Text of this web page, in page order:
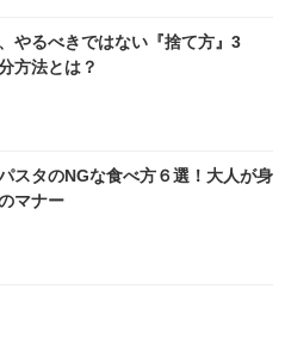
やるべきではない『捨て方』3
方法とは？
スタのNGな食べ方６選！大人が身
マナー